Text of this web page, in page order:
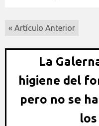
« Artículo Anterior
La
higiene del
pero no se